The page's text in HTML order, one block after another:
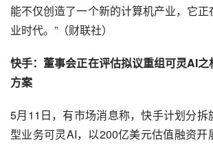
能不仅创造了一个新的计算机产业，它
业时代。”（财联社）
快手：董事会正在评估拟议重组可灵AI
方案
5月11日，有市场消息称，快手计划分拆
型业务可灵AI，以200亿美元估值融资开